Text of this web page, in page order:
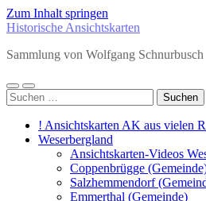
Zum Inhalt springen
Historische Ansichtskarten
Sammlung von Wolfgang Schnurbusch
Mobile-
Menü
Suchfeld
ein-/ausblenden
Suchen
nach:
! Ansichtskarten AK aus vielen
Weserbergland
Ansichtskarten-Videos
Coppenbrügge
Salzhemmendorf
Emmerthal (Gemeinde)